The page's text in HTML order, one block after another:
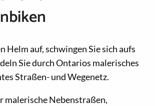
Helm auf, schwingen Sie sich aufs
Sie durch Ontarios malerisches
Straßen- und Wegenetz.
malerische Nebenstraßen,